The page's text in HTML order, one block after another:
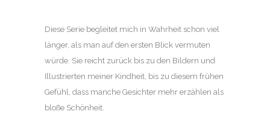
Diese Serie begleitet mich in Wahrheit schon viel
länger, als man auf den ersten Blick vermuten
würde. Sie reicht zurück bis zu den Bildern und
Illustrierten meiner Kindheit, bis zu diesem frühen
Gefühl, dass manche Gesichter mehr erzählen als
bloße Schönheit.